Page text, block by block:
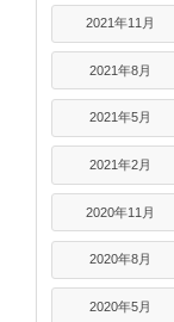
2021年11月
2021年8月
2021年5月
2021年2月
2020年11月
2020年8月
2020年5月